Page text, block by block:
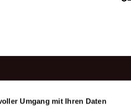
Umgang mit Ihren Daten